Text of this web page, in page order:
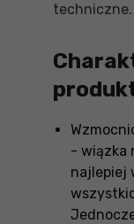
techniczne.
- wiązka
najlepiej